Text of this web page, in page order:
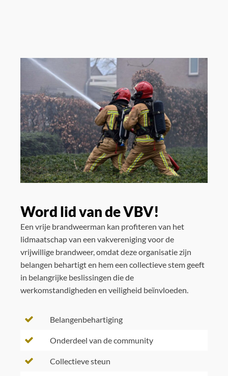
Word lid van de VBV!
Een vrije brandweerman kan profiteren van het
lidmaatschap van een vakvereniging voor de
vrijwillige brandweer, omdat deze organisatie zijn
belangen behartigt en hem een collectieve stem geeft
in belangrijke beslissingen die de
werkomstandigheden en veiligheid beïnvloeden.
Belangenbehartiging
Onderdeel van de community
Collectieve steun